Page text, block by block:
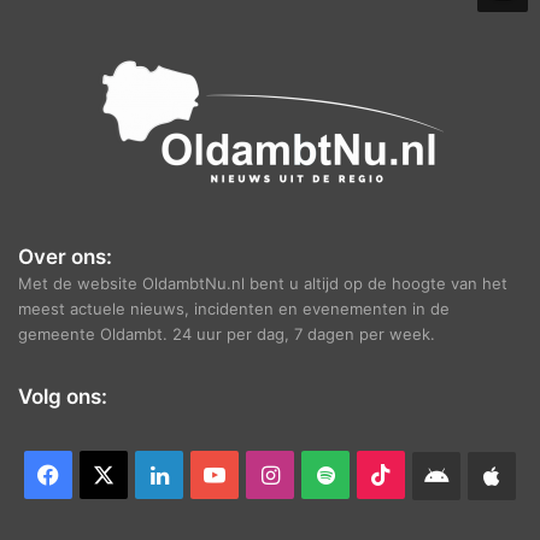
Over ons:
Met de website OldambtNu.nl bent u altijd op de hoogte van het
meest actuele nieuws, incidenten en evenementen in de
gemeente Oldambt. 24 uur per dag, 7 dagen per week.
Volg ons:
Facebook LinkedInYouTubeInstagram
Spotify TikTokAndroid